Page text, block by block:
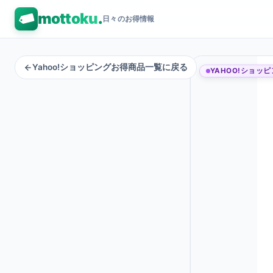
mottoku.日々のお得情報
Yahoo!ショッピングお得商品一覧に戻る YAHOO!ショッピ